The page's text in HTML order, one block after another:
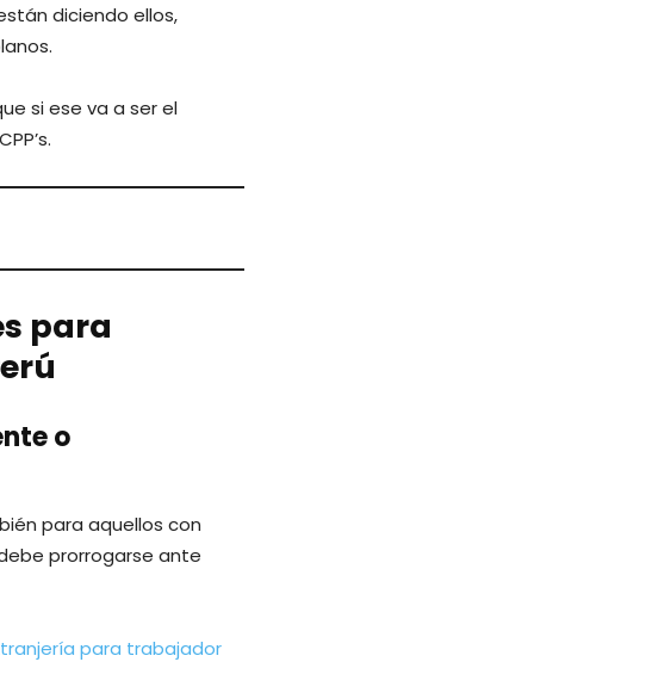
diciendo ellos,
si ese va a ser el
para
o
para aquellos con
prorrogarse ante
para trabajador